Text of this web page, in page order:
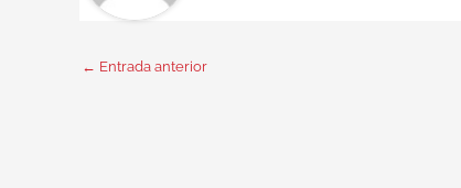
← Entrada anterior